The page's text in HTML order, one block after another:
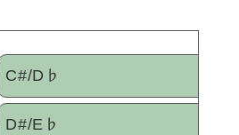
C#/D♭
D#/E♭